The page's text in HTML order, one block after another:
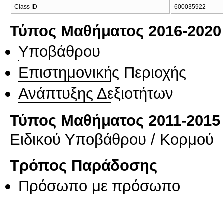
Class ID 600035922
Τύπος Μαθήματος 2016-2020
Υποβάθρου
Επιστημονικής Περιοχής
Ανάπτυξης Δεξιοτήτων
Τύπος Μαθήματος 2011-2015
Ειδικού Υποβάθρου / Κορμού
Τρόπος Παράδοσης
Πρόσωπο με πρόσωπο